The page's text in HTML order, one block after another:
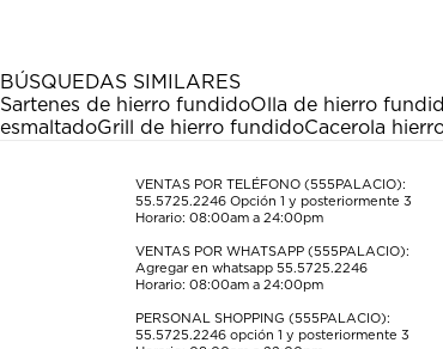
estrella
Esta
acción
abrirá
formulario
estrellas.
Esta
acción
abrirá
formulario
de
estrellas.
Esta
acción
abrirá
formulario
de
estrellas.
Esta
acción
abrirá
formulario
de
Esta
acción
abrirá
formulario
de
envío.
BÚSQUEDAS SIMILARES
Sartenes de hierro fundidoOlla de hierro
esmaltadoGrill de hierro fundidoCacerola
VENTAS POR TELÉFONO (555PALACIO):
55.5725.2246 Opción 1 y posteriormente 3
Horario: 08:00am a 24:00pm
VENTAS POR WHATSAPP (555PALACIO):
Agregar en whatsapp 55.5725.2246
Horario: 08:00am a 24:00pm
PERSONAL SHOPPING (555PALACIO):
55.5725.2246 opción 1 y posteriormente 3